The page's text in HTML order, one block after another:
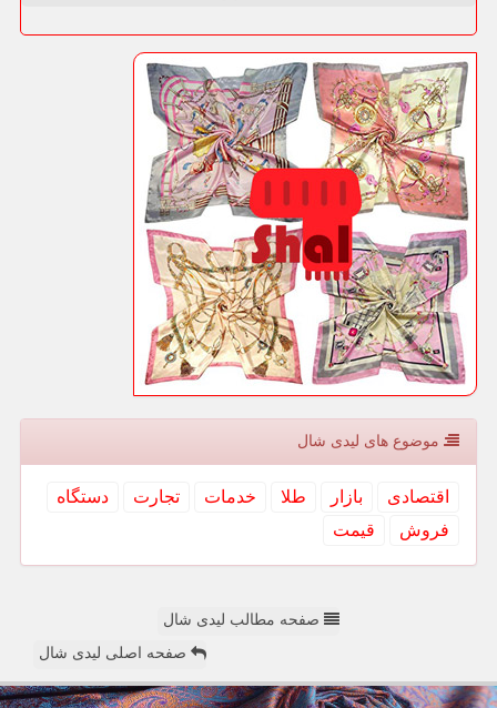
موضوع های لیدی شال
اقتصادی بازار طلا خدمات تجارت
دستگاه
فروش
قیمت
صفحه مطالب لیدی شال
صفحه اصلی لیدی شال